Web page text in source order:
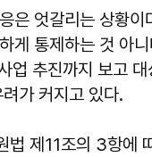
은 엇갈리는 상황이
게 통제하는 것 아
업 추진까지 보고 대
가 커지고 있다.
법 제11조의 3항에